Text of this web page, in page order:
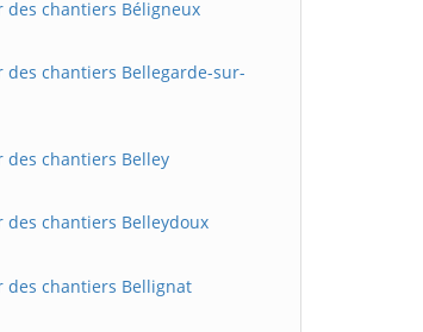
des chantiers Béligneux
des chantiers Bellegarde-sur-
des chantiers Belley
des chantiers Belleydoux
des chantiers Bellignat